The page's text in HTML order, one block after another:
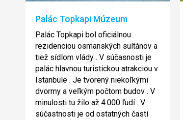
Palác Topkapi Múzeum
Palác Topkapi bol oficiálnou
rezidenciou osmanských sultánov a
tiež sídlom vlády . V súčasnosti je
palác hlavnou turistickou atrakciou v
Istanbule . Je tvorený niekoľkými
dvormy a veľkým počtom budov . V
minulosti tu žilo až 4.000 ľudí . V
súčastnosti je od ostatných častí